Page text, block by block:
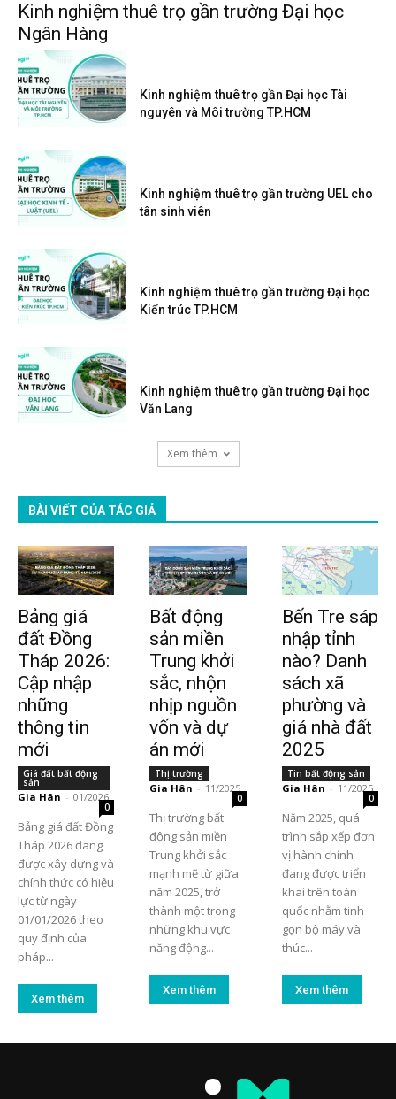
Kinh nghiệm thuê trọ gần trường Đại học
Ngân Hàng
Kinh nghiệm thuê trọ gần Đại học Tài
nguyên và Môi trường TP.HCM
Kinh nghiệm thuê trọ gần trường UEL cho
tân sinh viên
Kinh nghiệm thuê trọ gần trường Đại học
Kiến trúc TP.HCM
Kinh nghiệm thuê trọ gần trường Đại học
Văn Lang
Xem thêm
BÀI VIẾT CỦA TÁC GIẢ
Bảng giá
đất Đồng
Tháp 2026:
Cập nhập
những
thông tin
mới
Giá đất bất động
sản
Gia Hân - 01/2026
0
Bảng giá đất Đồng
Tháp 2026 đang
được xây dựng và
chính thức có hiệu
lực từ ngày
01/01/2026 theo
quy định của
pháp...
Xem thêm
Bất động
sản miền
Trung khởi
sắc, nhộn
nhịp nguồn
vốn và dự
án mới
Thị trường
Gia Hân - 11/2025
0
Thị trường bất
động sản miền
Trung khởi sắc
mạnh mẽ từ giữa
năm 2025, trở
thành một trong
những khu vực
năng động...
Xem thêm
Bến Tre sáp
nhập tỉnh
nào? Danh
sách xã
phường và
giá nhà đất
2025
Tin bất động sản
Gia Hân - 11/2025
0
Năm 2025, quá
trình sắp xếp đơn
vị hành chính
đang được triển
khai trên toàn
quốc nhằm tinh
gọn bộ máy và
thúc...
Xem thêm